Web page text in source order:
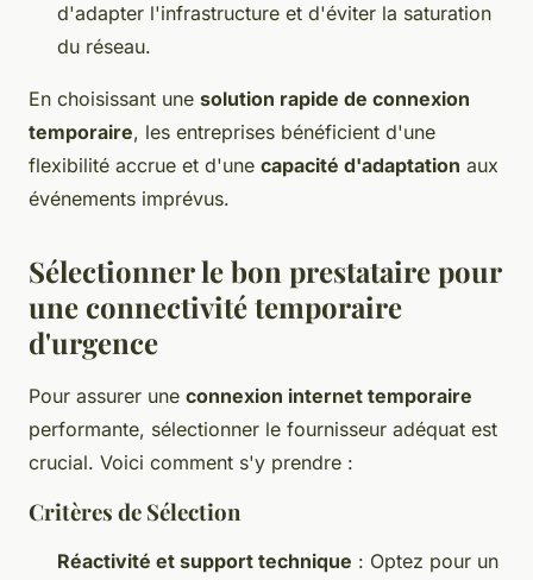
d'adapter l'infrastructure et d'éviter la saturation
du réseau.
En choisissant une solution rapide de connexion
temporaire, les entreprises bénéficient d'une
flexibilité accrue et d'une capacité d'adaptation aux
événements imprévus.
Sélectionner le bon prestataire pour
une connectivité temporaire
d'urgence
Pour assurer une connexion internet temporaire
performante, sélectionner le fournisseur adéquat est
crucial. Voici comment s'y prendre :
Critères de Sélection
Réactivité et support technique : Optez pour un